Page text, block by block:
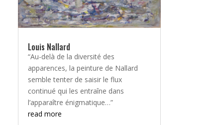
Louis Nallard
“Au-delà de la diversité des
apparences, la peinture de Nallard
semble tenter de saisir le flux
continué qui les entraîne dans
l’apparaître énigmatique…”
read more